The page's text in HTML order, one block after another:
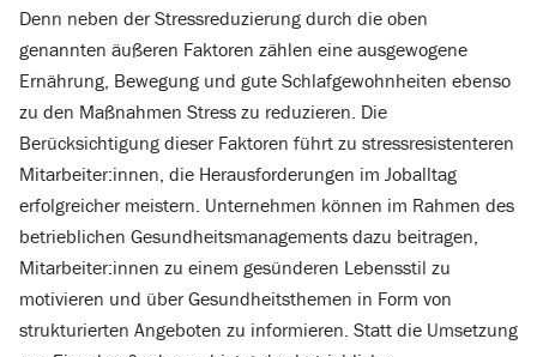
Denn neben der Stressreduzierung durch die oben
genannten äußeren Faktoren zählen eine ausgewogene
Ernährung, Bewegung und gute Schlafgewohnheiten ebenso
zu den Maßnahmen Stress zu reduzieren. Die
Berücksichtigung dieser Faktoren führt zu stressresistenteren
Mitarbeiter:innen, die Herausforderungen im Joballtag
erfolgreicher meistern. Unternehmen können im Rahmen des
betrieblichen Gesundheitsmanagements dazu beitragen,
Mitarbeiter:innen zu einem gesünderen Lebensstil zu
motivieren und über Gesundheitsthemen in Form von
strukturierten Angeboten zu informieren. Statt die Umsetzung